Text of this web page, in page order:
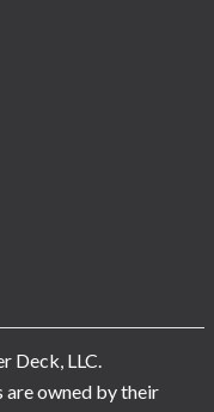
Deck, LLC.
are owned by their